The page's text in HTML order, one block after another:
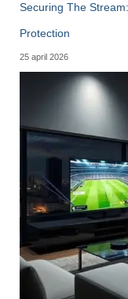
Securing The
Protection
25 april 2026